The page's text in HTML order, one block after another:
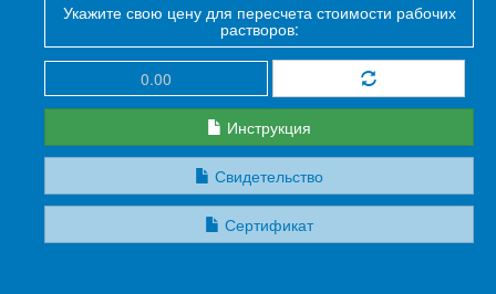
Укажите свою цену для пересчета стоимости рабочих
растворов:
Инструкция
Свидетельство
Сертификат